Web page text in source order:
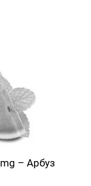
– Арбуз